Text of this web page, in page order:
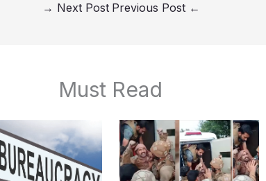
←
Next Post
→
Must Read